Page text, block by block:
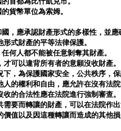
貨幣單位為索姆。
，應承認財產形式的多樣性，並應
形式財產的平等法律保護。
何人都不能被任意剝奪其財產。
可以違背所有者的意願沒收財產。
下，為保護國家安全，公共秩序，
人​​的權利和自由，應允許在沒有法
的合法性應在法院進行強制審查。
需要而轉讓的財產，可以在法院作出
價值以及因這種轉讓而造成的其他